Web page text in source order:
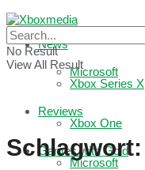
Microsoft
Reviews
Games with Gold
News
Xbox Series X
Xbox One
Microsoft
No Result
View All Result
Schlagwort: